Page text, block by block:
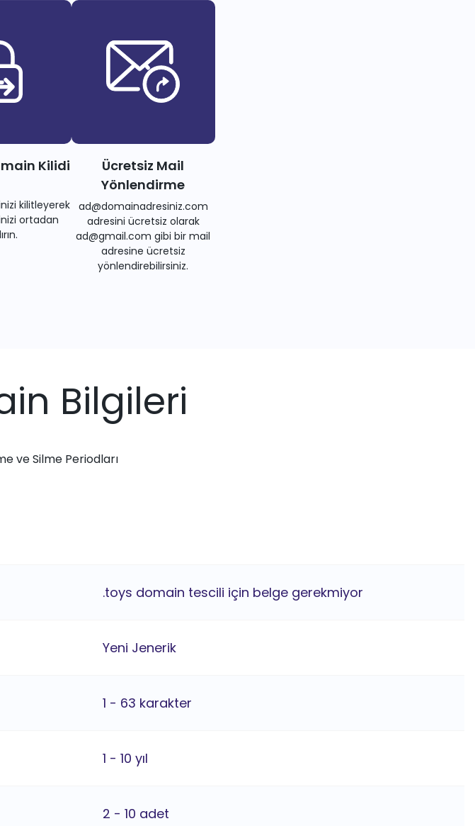
Kilidi
kilitleyerek
ortadan
Ücretsiz Mail
Yönlendirme
ad@domainadresiniz.com
adresini ücretsiz olarak
ad@gmail.com gibi bir mail
adresine ücretsiz
yönlendirebilirsiniz.
Bilgileri
ve Silme Periodları
.toys domain tescili için belge gerekmiyor
Yeni Jenerik
1 - 63 karakter
1 - 10 yıl
2 - 10 adet